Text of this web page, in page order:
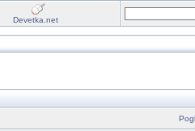
Devetka.net